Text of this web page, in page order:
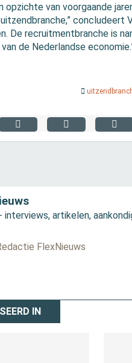
van voorgaande
concludeert
De recruitmentbranche is
de Nederlandse
artikelen,
FlexNieuws
IN